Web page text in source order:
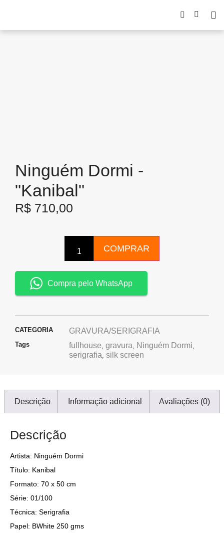
Ninguém Dormi -
"Kanibal"
R$ 710,00
COMPRAR
Compra pelo WhatsApp
CATEGORIA GRAVURA/SERIGRAFIA
Tags fullhouse, gravura, Ninguém Dormi,
serigrafia, silk screen
Descrição Informação adicional Avaliações (0)
Descrição
Artista: Ninguém Dormi
Título: Kanibal
Formato: 70 x 50 cm
Série: 01/100
Técnica: Serigrafia
Papel: BWhite 250 gms